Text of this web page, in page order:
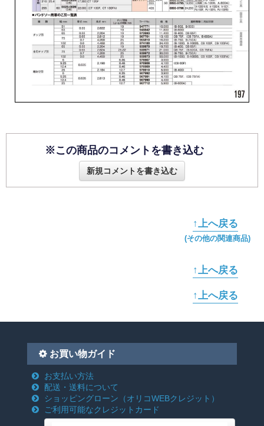
※この商品のコメントを書き込む
新規コメントを書き込む
↑上へ戻る
(その他の関連商品)
↑上へ戻る
↑上へ戻る
お買い物ガイド
お支払い方法
配送・送料について
ショッピングローン （オリコWEBクレジット）
ご利用可能なクレジットカード